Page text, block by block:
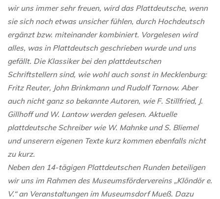
wir uns immer sehr freuen, wird das Plattdeutsche, wenn
sie sich noch etwas unsicher fühlen, durch Hochdeutsch
ergänzt bzw. miteinander kombiniert. Vorgelesen wird
alles, was in Plattdeutsch geschrieben wurde und uns
gefällt. Die Klassiker bei den plattdeutschen
Schriftstellern sind, wie wohl auch sonst in Mecklenburg:
Fritz Reuter, John Brinkmann und Rudolf Tarnow. Aber
auch nicht ganz so bekannte Autoren, wie F. Stillfried, J.
Gillhoff und W. Lantow werden gelesen. Aktuelle
plattdeutsche Schreiber wie W. Mahnke und S. Bliemel
und unserern eigenen Texte kurz kommen ebenfalls nicht
zu kurz.
Neben den 14-tägigen Plattdeutschen Runden beteiligen
wir uns im Rahmen des Museumsfördervereins „Klöndör e.
V.“ an Veranstaltungen im Museumsdorf Mueß. Dazu